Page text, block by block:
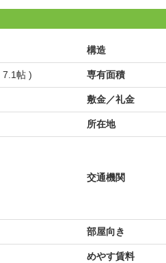
構造
7.1帖 ) 専有面積
敷金／礼金
所在地
交通機関
部屋向き
めやす賃料